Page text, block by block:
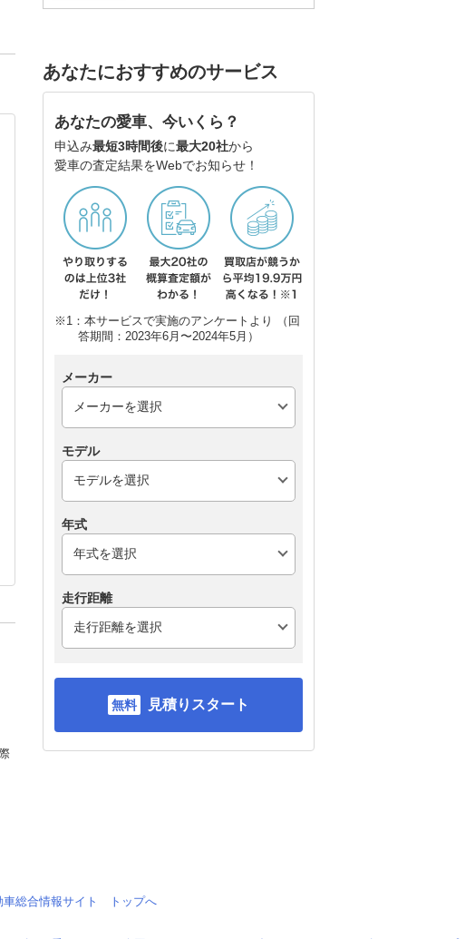
応
あなたにおすすめのサービス
あなたの愛車、今いくら？
申込み最短3時間後に最大20社から
愛車の査定結果をWebでお知らせ！
※1：本サービスで実施のアンケートより （回
答期間：2023年6月〜2024年5月）
メーカー
モデル
年式
走行距離
見積りスタート
車総合情報サイト トップへ